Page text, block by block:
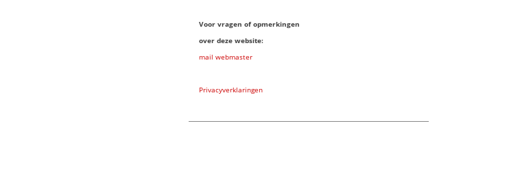
Voor vragen of opmerkingen
over deze website:
mail webmaster
Privacyverklaringen